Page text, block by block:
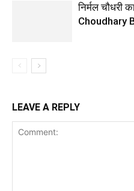
निर्मल चौधरी
Choudhary
LEAVE A REPLY